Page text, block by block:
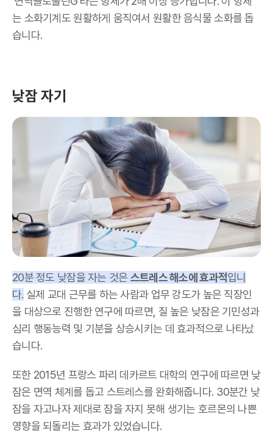
는 소화기계도 원활하게 움직여서 원활한 음식물 소화를 돕
습니다.
낮잠 자기
20분 정도 낮잠을 자는 것은 스트레스 해소에 효과적입니
다. 실제 교대 근무를 하는 사람과 업무 강도가 높은 직장인
을 대상으로 진행한 연구에 따르면, 질 높은 낮잠은 기민성과
심리 행동능력 및 기분을 상승시키는 데 효과적으로 나타났
습니다.
또한 2015년 프랑스 파리 데카르트 대학의 연구에 따르면 낮
잠은 면역 체계를 돕고 스트레스를 완화해줍니다. 30분간 낮
잠을 자고나자 제대로 잠을 자지 못해 생기는 호르몬의 나쁜
영향을 되돌리는 효과가 있었습니다.